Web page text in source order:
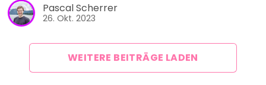
Pascal Scherrer
26. Okt. 2023
WEITERE BEITRÄGE LADEN